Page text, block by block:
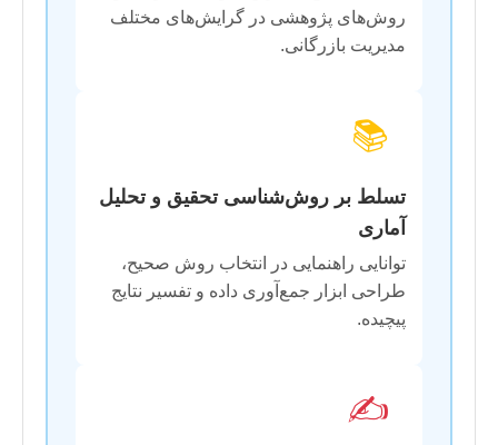
روش‌های پژوهشی در گرایش‌های مختلف
مدیریت بازرگانی.
📚
تسلط بر روش‌شناسی تحقیق و تحلیل
آماری
توانایی راهنمایی در انتخاب روش صحیح،
طراحی ابزار جمع‌آوری داده و تفسیر نتایج
پیچیده.
✍️